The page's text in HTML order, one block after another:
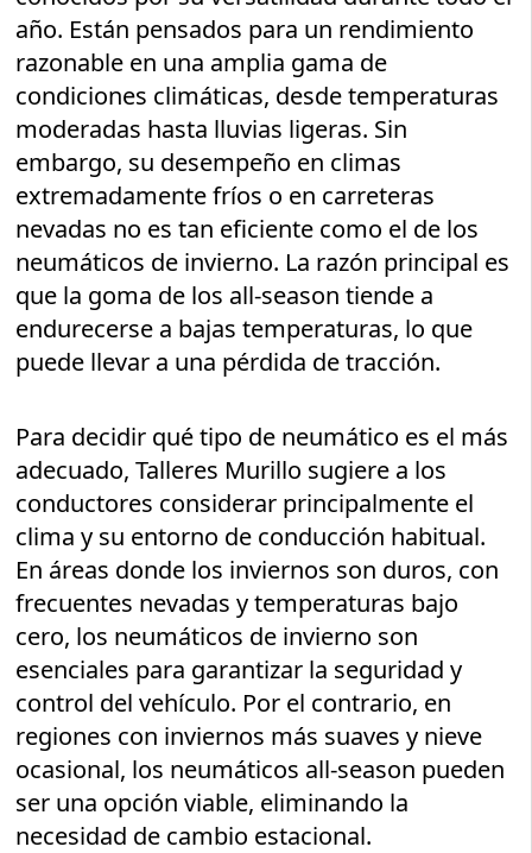
año. Están pensados para un rendimiento
razonable en una amplia gama de
condiciones climáticas, desde temperaturas
moderadas hasta lluvias ligeras. Sin
embargo, su desempeño en climas
extremadamente fríos o en carreteras
nevadas no es tan eficiente como el de los
neumáticos de invierno. La razón principal es
que la goma de los all-season tiende a
endurecerse a bajas temperaturas, lo que
puede llevar a una pérdida de tracción.
Para decidir qué tipo de neumático es el más
adecuado, Talleres Murillo sugiere a los
conductores considerar principalmente el
clima y su entorno de conducción habitual.
En áreas donde los inviernos son duros, con
frecuentes nevadas y temperaturas bajo
cero, los neumáticos de invierno son
esenciales para garantizar la seguridad y
control del vehículo. Por el contrario, en
regiones con inviernos más suaves y nieve
ocasional, los neumáticos all-season pueden
ser una opción viable, eliminando la
necesidad de cambio estacional.